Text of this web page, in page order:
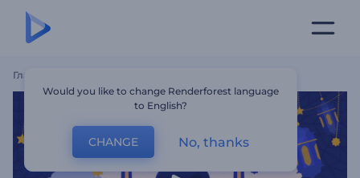
Главная
Would you like to change Renderforest language
to English?
CHANGE No, thanks